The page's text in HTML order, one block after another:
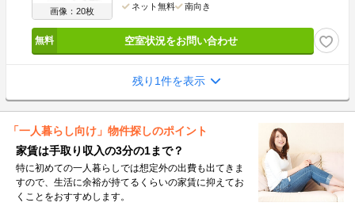
画像：20枚
ネット無料 南向き
空室状況をお問い合わせ
残り1件を表示
「一人暮らし向け」物件探しのポイント
家賃は手取り収入の3分の1まで？
特に初めての一人暮らしでは想定外の出費も出てきま
すので、生活に余裕が持てるくらいの家賃に抑えてお
くことをおすすめします。